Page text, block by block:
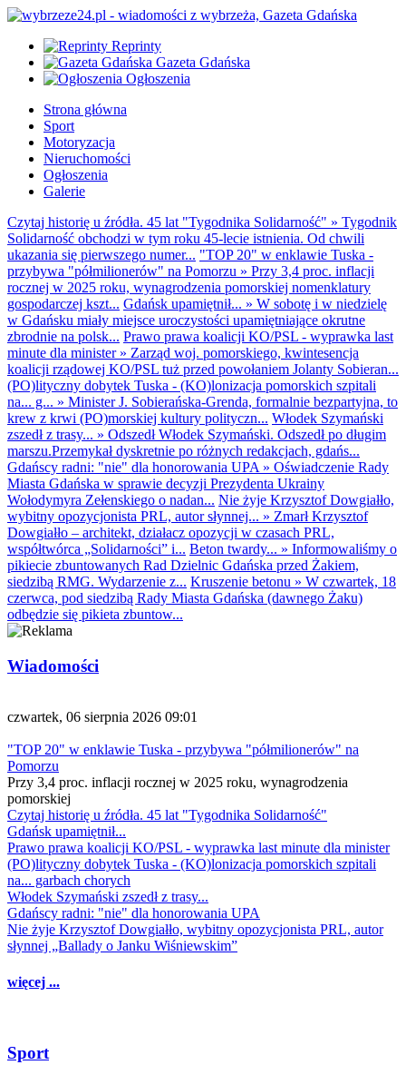
Reprinty
Gazeta Gdańska
Ogłoszenia
Strona główna
Sport
Motoryzacja
Nieruchomości
Ogłoszenia
Galerie
Czytaj historię u źródła. 45 lat "Tygodnika Solidarność" » Tygodnik
Solidarność obchodzi w tym roku 45-lecie istnienia. Od chwili
ukazania się pierwszego numer... "TOP 20" w enklawie Tuska -
przybywa "półmilionerów" na Pomorzu » Przy 3,4 proc. inflacji
rocznej w 2025 roku, wynagrodzenia pomorskiej nomenklatury
gospodarczej kszt... Gdańsk upamiętnił... » W sobotę i w niedzielę
w Gdańsku miały miejsce uroczystości upamiętniające okrutne
zbrodnie na polsk... Prawo prawa koalicji KO/PSL - wyprawka last
minute dla minister» Zarząd woj. pomorskiego, kwintesencja
koalicji rządowej KO/PSL tuż przed powołaniem Jolanty Sobieran...
(PO)lityczny dobytek Tuska - (KO)lonizacja pomorskich szpitali
na... g... » Minister J. Sobierańska-Grenda, formalnie bezpartyjna, to
krew z krwi (PO)morskiej kultury polityczn... Włodek Szymański
zszedł z trasy... » Odszedł Włodek Szymański. Odszedł po długim
marszu.Przemykał dyskretnie po różnych redakcjach, gdańs...
Gdańscy radni: "nie" dla honorowania UPA » Oświadczenie Rady
Miasta Gdańska w sprawie decyzji Prezydenta Ukrainy
Wołodymyra Zełenskiego o nadan... Nie żyje Krzysztof Dowgiałło,
wybitny opozycjonista PRL, autor słynnej... » Zmarł Krzysztof
Dowgiałło – architekt, działacz opozycji w czasach PRL,
współtwórca „Solidarności” i... Beton twardy... » Informowaliśmy o
pikiecie zbuntowanych Rad Dzielnic Gdańska przed Żakiem,
siedzibą RMG. Wydarzenie z... Kruszenie betonu » W czwartek, 18
czerwca, pod siedzibą Rady Miasta Gdańska (dawnego Żaku)
odbędzie się pikieta zbuntow...
Wiadomości
czwartek, 06 sierpnia 2026 09:01
"TOP 20" w enklawie Tuska - przybywa "półmilionerów" na
Pomorzu
Przy 3,4 proc. inflacji rocznej w 2025 roku, wynagrodzenia
pomorskiej
Czytaj historię u źródła. 45 lat "Tygodnika Solidarność"
Gdańsk upamiętnił...
Prawo prawa koalicji KO/PSL - wyprawka last minute dla minister
(PO)lityczny dobytek Tuska - (KO)lonizacja pomorskich szpitali
na... garbach chorych
Włodek Szymański zszedł z trasy...
Gdańscy radni: "nie" dla honorowania UPA
Nie żyje Krzysztof Dowgiałło, wybitny opozycjonista PRL, autor
słynnej „Ballady o Janku Wiśniewskim”
więcej ...
Sport